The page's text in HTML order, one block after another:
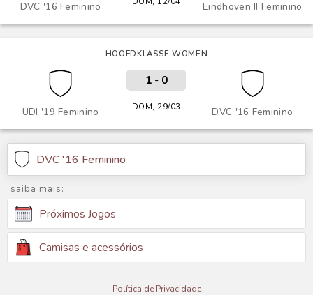
DVC '16 Feminino Eindhoven II Feminino
HOOFDKLASSE WOMEN
UDI '19 Feminino DVC '16 Feminino
1- 0
DOM, 29/03
DVC '16 Feminino
saiba mais:
Próximos Jogos
Camisas e acessórios
Política de Privacidade